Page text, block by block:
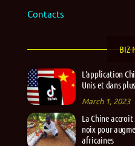
Contacts
BIZ-
L’application
Unis et dans
March 1, 2023
La Chine
noix pour
africaines